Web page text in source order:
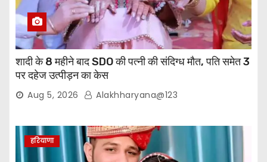
शादी के 8 महीने बाद SDO की पत्नी की संदिग्ध मौत, पति समेत 3
पर दहेज उत्पीड़न का केस
Aug 5, 2026 Alakhharyana@123
हरियाणा